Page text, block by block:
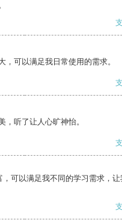
，可以满足我日常使用的需求。
，听了让人心旷神怡。
可以满足我不同的学习需求，让